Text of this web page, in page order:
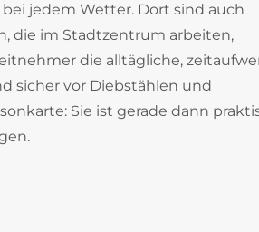
jedem Wetter. Dort sind auch
die im Stadtzentrum arbeiten,
die alltägliche,
sicher vor Diebstählen und
Sie ist gerade dann